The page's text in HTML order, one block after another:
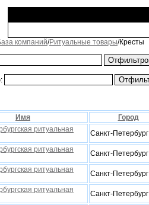
компаний/Ритуальные товары/Кресты
Имя Город
ритуальная
Санкт-Петербург
ритуальная
Санкт-Петербург
ритуальная
Санкт-Петербург
ритуальная
Санкт-Петербург